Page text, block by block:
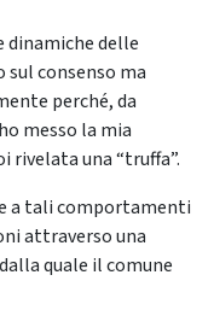
dinamiche delle
consenso ma
perché, da
messo la mia
rivelata una “truffa”.
a tali comportamenti
attraverso una
quale il comune